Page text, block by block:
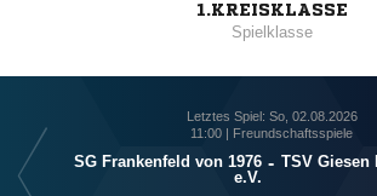
1.KREISKLASSE
Spielklasse
Letztes Spiel: So, 02.08.2026
11:00 | Freundschaftsspiele
SG Frankenfeld von 1976
e.V.
- TSV Giesen II